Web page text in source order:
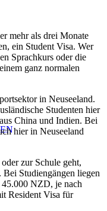
mehr als drei Monate
ein Student Visa. Wer
Sprachkurs oder die
ganz normalen
in Neuseeland.
Studenten hier
China und Indien. Bei
hier in Neuseeland
zur Schule geht,
Bei Studiengängen liegen
NZD, je nach
Resident Visa für